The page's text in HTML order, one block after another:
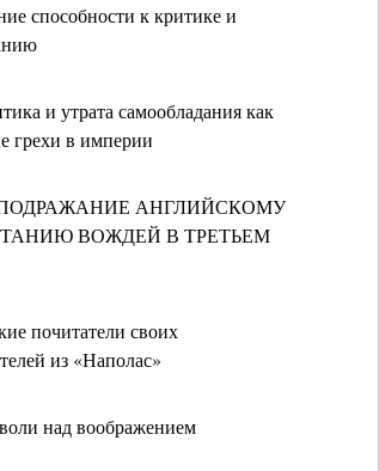
способности к критике и
и утрата самообладания как
грехи в империи
ПОДРАЖАНИЕ АНГЛИЙСКОМУ
ВОЖДЕЙ В ТРЕТЬЕМ
почитатели своих
из «Наполас»
над воображением